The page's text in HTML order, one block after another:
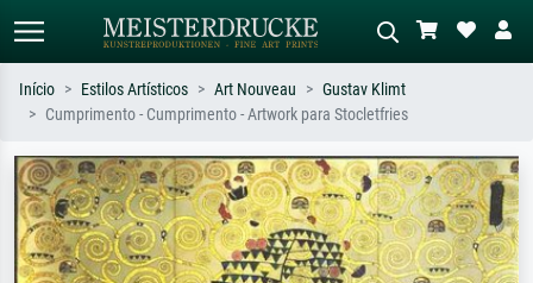
Pesquise por artista, título ou estilo –
ex: Monet, Noite Estrelada,
impressionismo, onda de Hokusai, nu.
Descreva a cena – ex: prado verde,
abstrato com muito vermelho, pintura
a óleo escura, nu em pé ao lado de
uma árvore.
Início Estilos Artísticos Art Nouveau
Gustav Klimt
Cumprimento - Cumprimento - Artwork para Stocletfries